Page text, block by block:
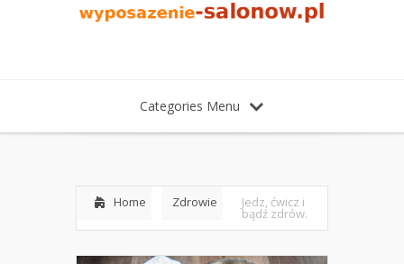
Categories Menu
Home Zdrowie Jedz, ćwicz i
bądź zdrów.